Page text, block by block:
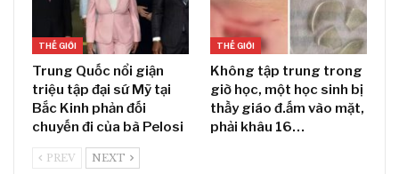
THẾ GIỚI
Trung Quốc nổi giận
triệu tập đại sứ Mỹ tại
Bắc Kinh phản đối
chuyến đi của bà Pelosi
THẾ GIỚI
Không tập trung trong
giờ học, một học sinh bị
thầy giáo đ.ấm vào mặt,
phải khâu 16…
PREV NEXT